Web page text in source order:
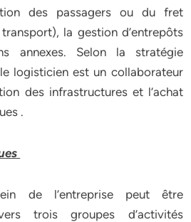
des passagers ou du fret
la gestion d’entrepôts
annexes. Selon la stratégie
logisticien est un collaborateur
des infrastructures et l’achat
.
de l’entreprise peut être
trois groupes d’activités